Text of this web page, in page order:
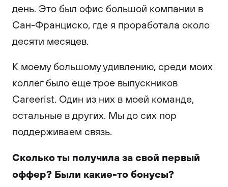
день. Это был офис большой компании в
Сан-Франциско, где я проработала около
десяти месяцев.
К моему большому удивлению, среди моих
коллег было еще трое выпускников
Careerist. Один из них в моей команде,
остальные в других. Мы до сих пор
поддерживаем связь.
Сколько ты получила за свой первый
оффер? Были какие-то бонусы?